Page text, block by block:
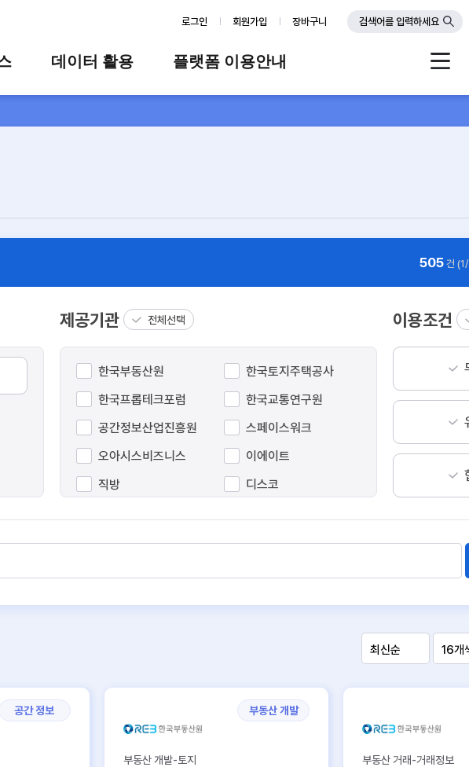
로그인 회원가입 장바구니 검색어를 입력하세요
데이터 활용 플랫폼 이용안내
Q&A
505 건
제공기관 전체선택
한국부동산원
한국토지주택공사
한국프롭테크포럼
한국교통연구원
공간정보산업진흥원
스페이스워크
오아시스비즈니스
이에이트
직방
디스코
데이터웨이
알스퀘어
이용조건
공간 정보 부동산 개발
부동산 개발-토지 부동산 거래-거래정보